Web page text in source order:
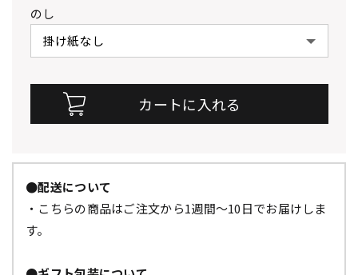
のし
●配送について
・こちらの商品はご注文から1週間～10日でお届けしま
す。